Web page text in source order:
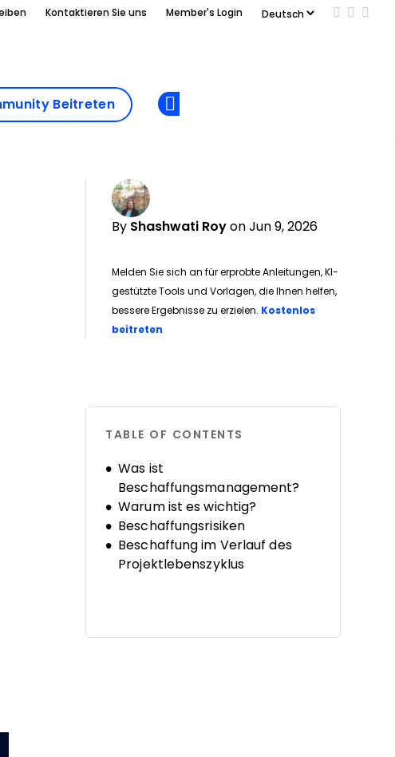
Kontaktieren Sie uns Member's Login Add us
Follow
Beitreten
By Shashwati Roy on Jun 9, 2026
Melden Sie sich an für erprobte Anleitungen, KI-
gestützte Tools und Vorlagen, die Ihnen helfen,
bessere Ergebnisse zu erzielen. Kostenlos
beitreten
TABLE OF CONTENTS
Was ist
Beschaffungsmanagement?
Warum ist es wichtig?
Beschaffungsrisiken
Beschaffung im Verlauf des
Projektlebenszyklus